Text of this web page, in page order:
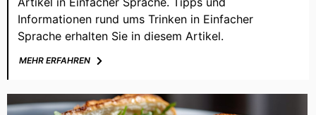
Informationen rund ums Trinken in Einfacher
Sprache erhalten Sie in diesem Artikel.
MEHR ERFAHREN